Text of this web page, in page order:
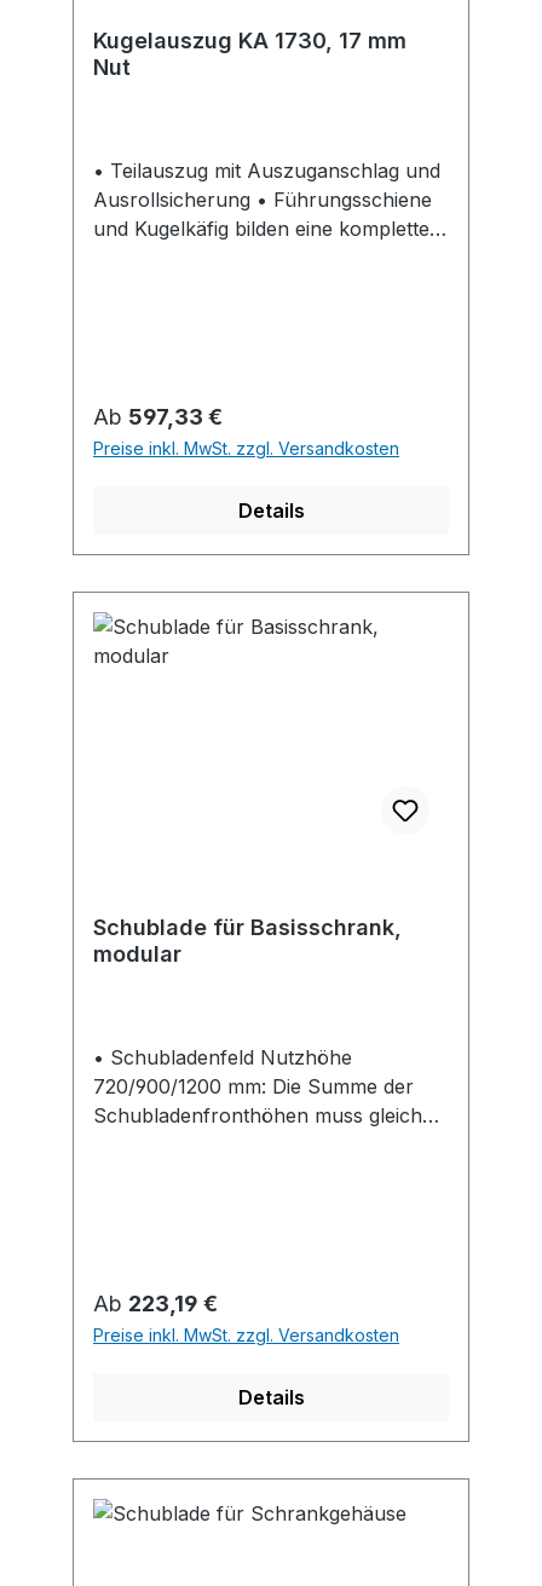
Kugelauszug KA 1730, 17 mm
Nut
• Teilauszug mit Auszuganschlag und
Ausrollsicherung • Führungsschiene
und Kugelkäfig bilden eine komplette,
Bodenvarianten genutet, gefälzt oder
bündig • Belastbarkeit nach EN 15338,
Level 1 • Stahl verzinkt
Regulärer Preis:
Ab 597,33 €
Preise inkl. MwSt. zzgl. Versandkosten
Details
Schublade für Basisschrank,
modular
• Schubladenfeld Nutzhöhe
720/900/1200 mm: Die Summe der
Schubladenfronthöhen muss gleich
Regulärer Preis:
Ab 223,19 €
Preise inkl. MwSt. zzgl. Versandkosten
Details